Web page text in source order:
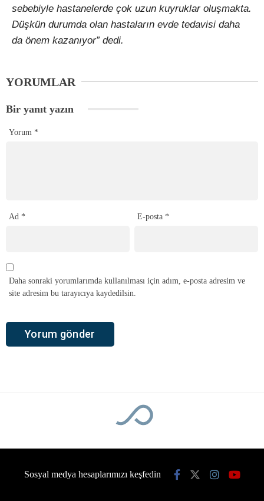
sebebiyle hastanelerde çok uzun kuyruklar oluşmakta.
Düşkün durumda olan hastaların evde tedavisi daha
da önem kazanıyor” dedi.
YORUMLAR
Bir yanıt yazın
Yorum *
Ad * E-posta *
Daha sonraki yorumlarımda kullanılması için adım, e-posta adresim ve
site adresim bu tarayıcıya kaydedilsin.
Sosyal medya hesaplarımızı keşfedin